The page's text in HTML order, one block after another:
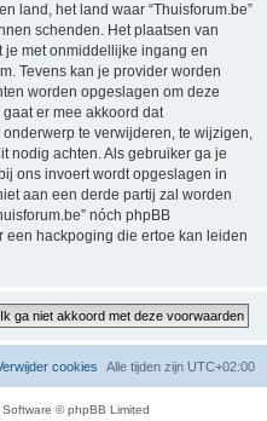
land, het land waar “Thuisforum.be”
schenden. Het plaatsen van
met onmiddellijke ingang en
Tevens kan je provider worden
worden opgeslagen om deze
er mee akkoord dat
onderwerp te verwijderen, te wijzigen,
nodig achten. Als gebruiker ga je
ons invoert wordt opgeslagen in
aan een derde partij zal worden
nóch phpBB
hackpoging die ertoe kan leiden
Alle tijden zijn UTC+02:00
cookies
© phpBB Limited